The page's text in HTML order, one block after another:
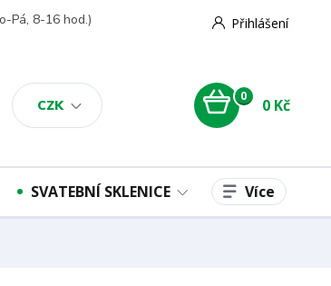
CZK
Přihlášení
Pá, 8-16 hod.)
0 0 Kč
SVATEBNÍ SKLENICE Více